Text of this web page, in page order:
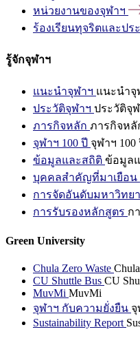
หน่วยงานของจุฬาฯ
ร้องเรียนทุจริตและป
รู้จักจุฬาฯ
แนะนำจุฬาฯ แนะนำจุ
ประวัติจุฬาฯ ประวัติจุ
ภารกิจหลัก ภารกิจหลั
จุฬาฯ 100 ปี จุฬาฯ 100
ข้อมูลและสถิติ ข้อมูล
บุคคลสำคัญที่มาเยือน
การจัดอันดับมหาวิทย
การรับรองหลักสูตร ก
Green University
Chula Zero Waste
CU Shuttle Bus CU
MuvMi MuvMi
จุฬาฯ กับความยั่งยืน
Sustainability Report